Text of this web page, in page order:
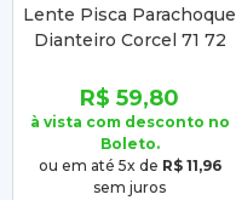
Lente Pisca Parachoque
Dianteiro Corcel 71 72
R$ 59,80
à vista com desconto no
Boleto.
ou em até 5x de R$ 11,96
sem juros